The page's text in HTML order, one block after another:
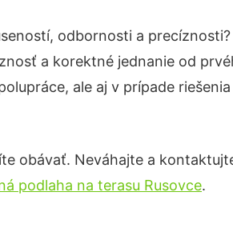
odbornosti a
a korektné jednanie od
ale aj v prípade
obávať. Neváhajte a
podlaha na terasu Rusovce.